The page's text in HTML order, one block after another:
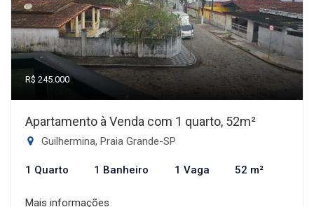
R$ 245.000
Apartamento à Venda com 1 quarto, 52m²
Guilhermina, Praia Grande-SP
1 Quarto 1 Banheiro 1 Vaga 52 m²
Mais informações